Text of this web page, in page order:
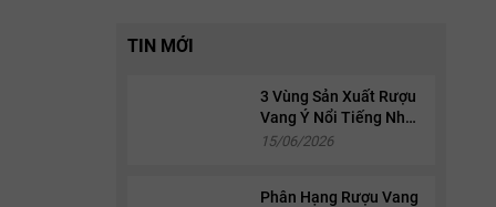
TIN MỚI
3 Vùng Sản Xuất Rượu
Vang Ý Nổi Tiếng Nhất:
Piedmont, Tuscany Và
15/06/2026
Phân Hạng Rượu Vang